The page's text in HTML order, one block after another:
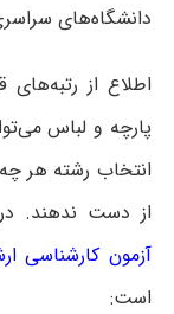
دانشگاه‌های
اطلاع از
پارچه و لباس
انتخاب رشته هر
از دست ندهند.
آزمون کارشناسی
است: